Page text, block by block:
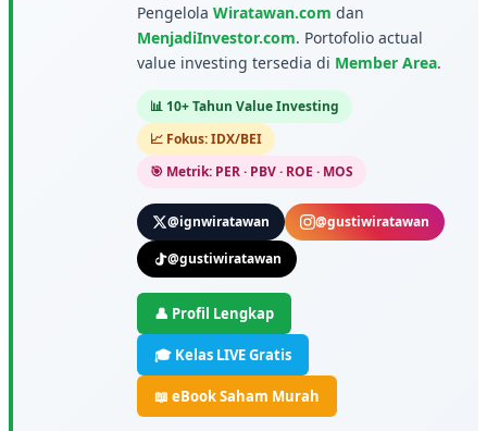
Pengelola Wiratawan.com dan
MenjadiInvestor.com. Portofolio actual
value investing tersedia di Member Area.
📊 10+ Tahun Value Investing
📈 Fokus: IDX/BEI
🎯 Metrik: PER · PBV · ROE · MOS
@ignwiratawan
@gustiwiratawan
@gustiwiratawan
👤 Profil Lengkap
🎓 Kelas LIVE Gratis
📖 eBook Saham Murah